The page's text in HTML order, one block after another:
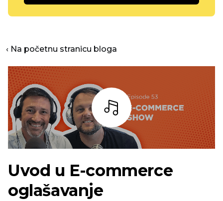
‹ Na početnu stranicu bloga
Slušaj
Uvod u E-commerce
oglašavanje